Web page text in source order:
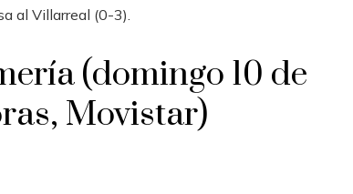
al Villarreal (0-3).
(domingo 10 de
Movistar)